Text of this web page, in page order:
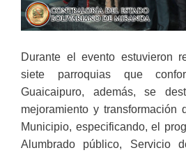
Durante el evento estuvieron
siete parroquias que
Guaicaipuro, además, se
mejoramiento y transformación
Municipio, especificando, el
Alumbrado público, Servicio